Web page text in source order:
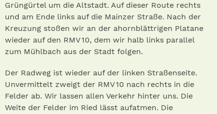
Grüngürtel um die Altstadt. Auf dieser Route rechts
und am Ende links auf die Mainzer Straße. Nach der
Kreuzung stoßen wir an der ahornblättrigen Platane
wieder auf den RMV 10, dem wir halb links parallel
zum Mühlbach aus der Stadt folgen.
Der Radweg ist wieder auf der linken Straßenseite.
Unvermittelt zweigt der RMV 10 nach rechts in die
Felder ab. Wir lassen allen Verkehr hinter uns. Die
Weite der Felder im Ried lässt aufatmen. Die